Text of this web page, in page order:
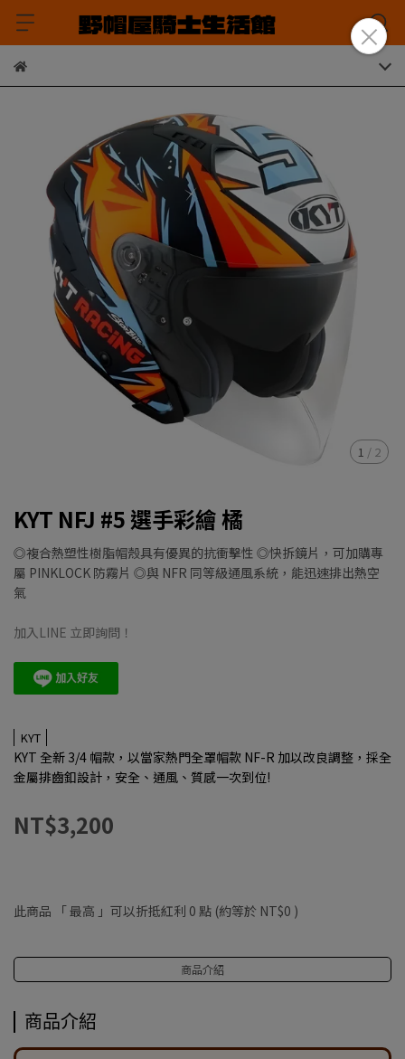
1 / 2
KYT NFJ #5 選手彩繪 橘
◎複合熱塑性樹脂帽殼具有優異的抗衝擊性 ◎快拆鏡片，可加購專
屬 PINKLOCK 防霧片 ◎與 NFR 同等級通風系統，能迅速排出熱空
氣
加入LINE 立即詢問！
KYT
KYT 全新 3/4 帽款，以當家熱門全罩帽款 NF-R 加以改良調整，採全
金屬排齒釦設計，安全、通風、質感一次到位!
NT$3,200
此商品 「 最高 」可以折抵紅利 0 點 (約等於 NT$0 )
商品介紹
商品介紹